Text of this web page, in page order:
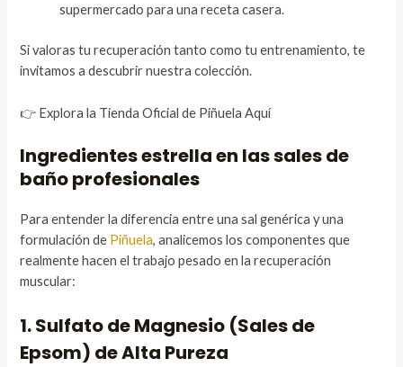
supermercado para una receta casera.
Si valoras tu recuperación tanto como tu entrenamiento, te
invitamos a descubrir nuestra colección.
👉 Explora la Tienda Oficial de Piñuela Aquí
Ingredientes estrella en las sales de
baño profesionales
Para entender la diferencia entre una sal genérica y una
formulación de Piñuela, analicemos los componentes que
realmente hacen el trabajo pesado en la recuperación
muscular:
1. Sulfato de Magnesio (Sales de
Epsom) de Alta Pureza